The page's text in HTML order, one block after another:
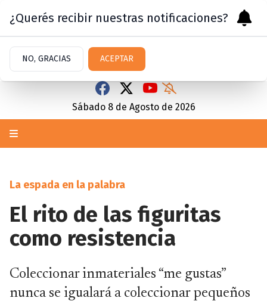
Sábado 8 de Agosto de 2026
La espada en la palabra
El rito de las figuritas
como resistencia
Coleccionar inmateriales “me gustas”
nunca se igualará a coleccionar pequeños
¿Querés recibir nuestras notificaciones?
NO, GRACIAS ACEPTAR